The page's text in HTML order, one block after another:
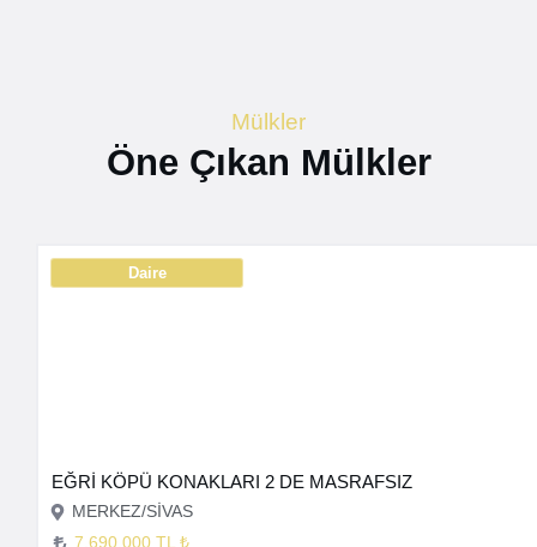
Mülkler
Öne Çıkan Mülkler
Daire
EĞRİ KÖPÜ KONAKLARI 2 DE MASRAFSIZ
MERKEZ/SİVAS
7.690.000 TL ₺